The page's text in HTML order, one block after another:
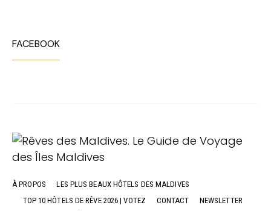
FACEBOOK
À PROPOS
LES PLUS BEAUX HÔTELS DES MALDIVES
TOP 10 HÔTELS DE RÊVE 2026 | VOTEZ
CONTACT
NEWSLETTER